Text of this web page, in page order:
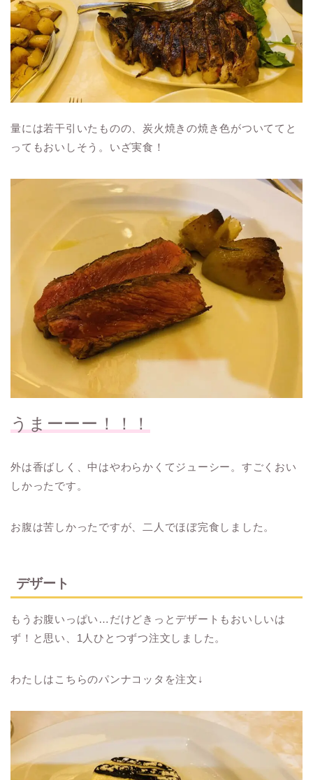
量には若干引いたものの、炭火焼きの焼き色がついててと
ってもおいしそう。いざ実食！
うまーーー！！！
外は香ばしく、中はやわらかくてジューシー。すごくおい
しかったです。
お腹は苦しかったですが、二人でほぼ完食しました。
デザート
もうお腹いっぱい…だけどきっとデザートもおいしいは
ず！と思い、1人ひとつずつ注文しました。
わたしはこちらのパンナコッタを注文↓